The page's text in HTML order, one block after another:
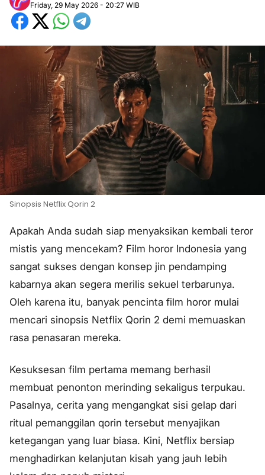
Friday, 29 May 2026 - 20:27 WIB
Sinopsis Netflix Qorin 2
Apakah Anda sudah siap menyaksikan kembali teror
mistis yang mencekam? Film horor Indonesia yang
sangat sukses dengan konsep jin pendamping
kabarnya akan segera merilis sekuel terbarunya.
Oleh karena itu, banyak pencinta film horor mulai
mencari sinopsis Netflix Qorin 2 demi memuaskan
rasa penasaran mereka.
Kesuksesan film pertama memang berhasil
membuat penonton merinding sekaligus terpukau.
Pasalnya, cerita yang mengangkat sisi gelap dari
ritual pemanggilan qorin tersebut menyajikan
ketegangan yang luar biasa. Kini, Netflix bersiap
menghadirkan kelanjutan kisah yang jauh lebih